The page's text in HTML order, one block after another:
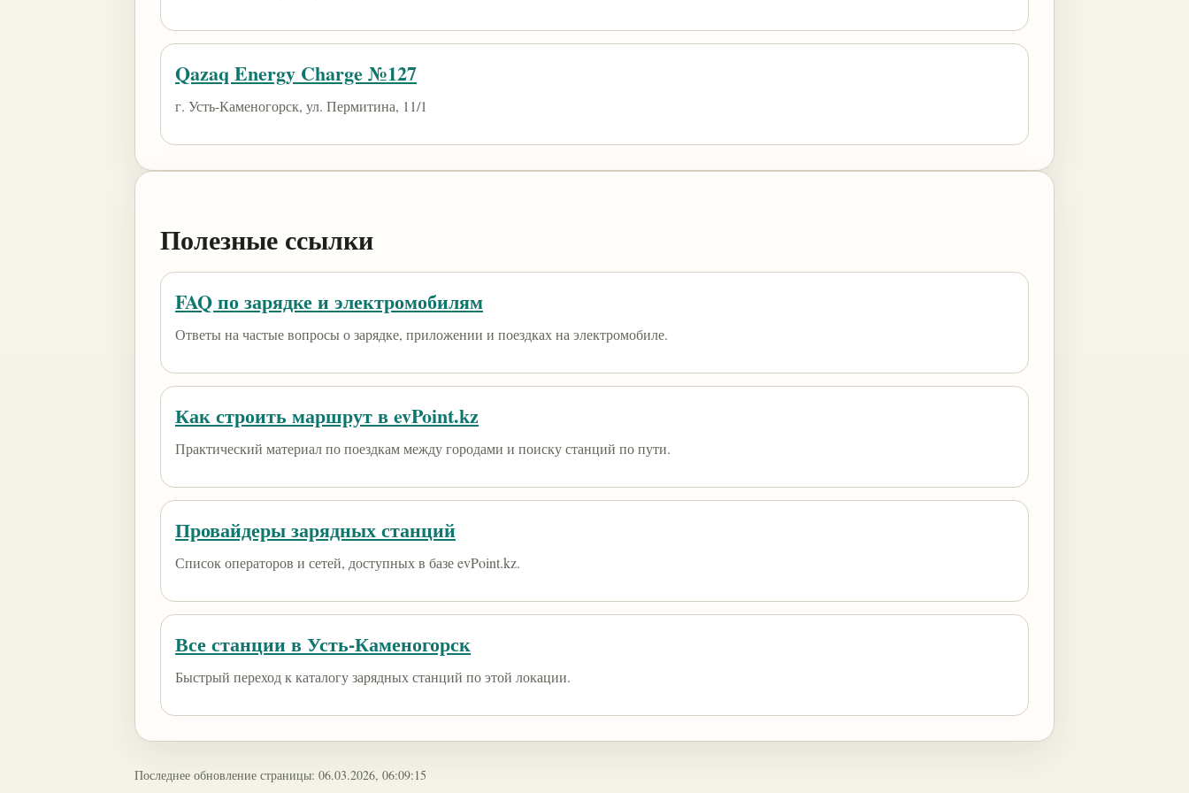
Qazaq Energy Charge №127
г. Усть-Каменогорск, ул. Пермитина, 11/1
Полезные ссылки
FAQ по зарядке и электромобилям
Ответы на частые вопросы о зарядке, приложении и поездках на электромобиле.
Как строить маршрут в evPoint.kz
Практический материал по поездкам между городами и поиску станций по пути.
Провайдеры зарядных станций
Список операторов и сетей, доступных в базе evPoint.kz.
Все станции в Усть-Каменогорск
Быстрый переход к каталогу зарядных станций по этой локации.
Последнее обновление страницы: 06.03.2026, 06:09:15